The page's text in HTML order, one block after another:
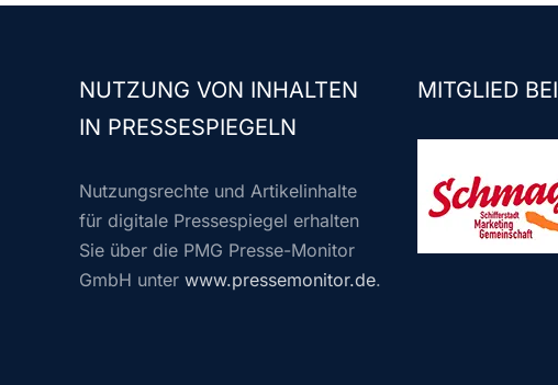
NUTZUNG VON INHALTEN
IN PRESSESPIEGELN
Nutzungsrechte und Artikelinhalte
für digitale Pressespiegel erhalten
Sie über die PMG Presse-Monitor
GmbH unter www.pressemonitor.de.
MITGLIED BEI